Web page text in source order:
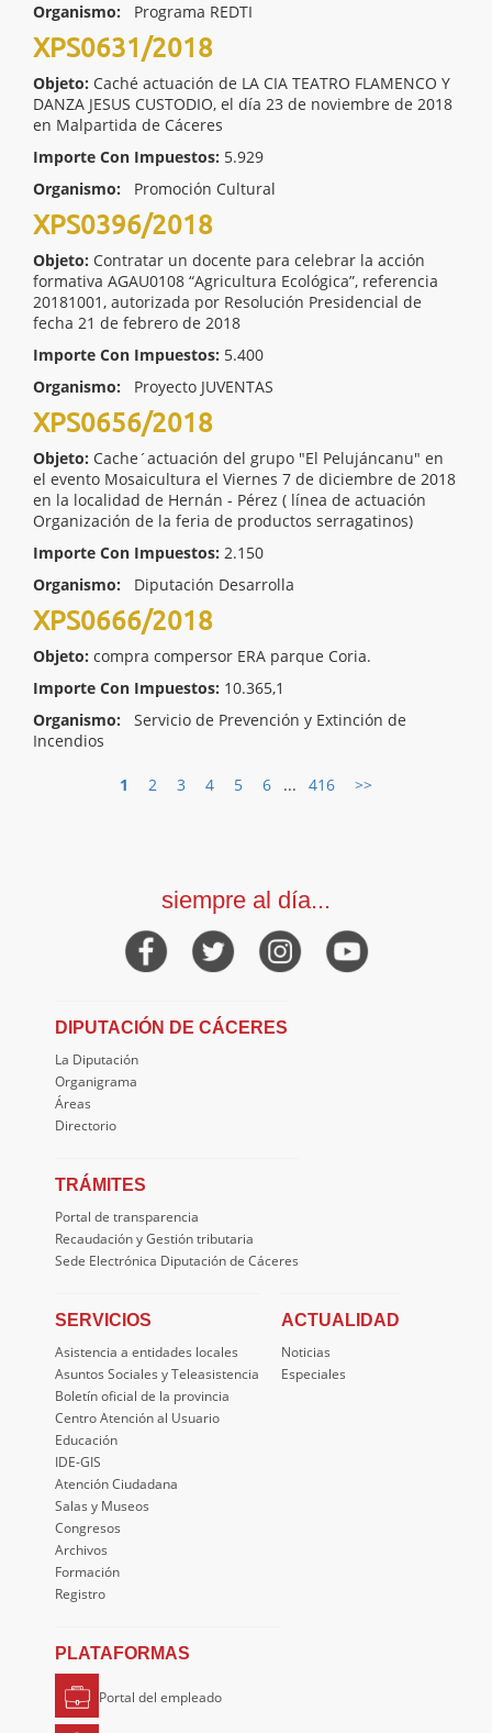
Organismo:
Programa REDTI
XPS0631/2018
Objeto: Caché actuación de LA CIA TEATRO FLAMENCO Y
DANZA JESUS CUSTODIO, el día 23 de noviembre de 2018
en Malpartida de Cáceres
Importe Con Impuestos: 5.929
Organismo:
Promoción Cultural
XPS0396/2018
Objeto: Contratar un docente para celebrar la acción
formativa AGAU0108 “Agricultura Ecológica”, referencia
20181001, autorizada por Resolución Presidencial de
fecha 21 de febrero de 2018
Importe Con Impuestos: 5.400
Organismo:
Proyecto JUVENTAS
XPS0656/2018
Objeto: Cache´actuación del grupo "El Pelujáncanu" en
el evento Mosaicultura el Viernes 7 de diciembre de 2018
en la localidad de Hernán - Pérez ( línea de actuación
Organización de la feria de productos serragatinos)
Importe Con Impuestos: 2.150
Organismo:
Diputación Desarrolla
XPS0666/2018
Objeto: compra compersor ERA parque Coria.
Importe Con Impuestos: 10.365,1
Organismo:
Servicio de Prevención y Extinción de
Incendios
1 2 3 4 5 6 ... 416 >>
siempre al día...
DIPUTACIÓN DE CÁCERES
La Diputación
Organigrama
Áreas
Directorio
TRÁMITES
Portal de transparencia
Recaudación y Gestión tributaria
Sede Electrónica Diputación de Cáceres
SERVICIOS
Asistencia a entidades locales
Asuntos Sociales y Teleasistencia
Boletín oficial de la provincia
Centro Atención al Usuario
Educación
IDE-GIS
Atención Ciudadana
Salas y Museos
Congresos
Archivos
Formación
Registro
ACTUALIDAD
Noticias
Especiales
PLATAFORMAS
Portal del empleado